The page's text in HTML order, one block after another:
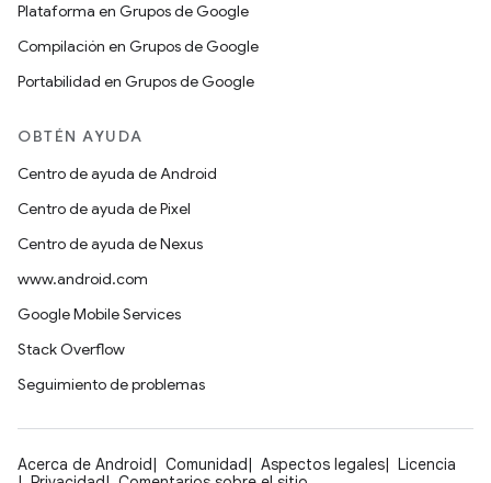
Plataforma en Grupos de Google
Compilación en Grupos de Google
Portabilidad en Grupos de Google
OBTÉN AYUDA
Centro de ayuda de Android
Centro de ayuda de Pixel
Centro de ayuda de Nexus
www.android.com
Google Mobile Services
Stack Overflow
Seguimiento de problemas
Acerca de Android Comunidad Aspectos legales
Licencia